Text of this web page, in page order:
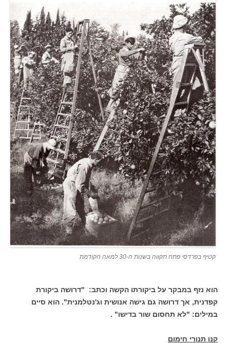
קטיף בפרדסי פתח תקווה בשנות ה-30 למאה הקודמת
הוא נזף במבקר על ביקורתו הקשה וכתב: "דרושה ביקורת
קפדנית, אך דרושה גם גישה אנושית וג'נטלמנית". הוא סיים
במילים: "לא תחסום שור בדישו" .
קנו תנורי חימום